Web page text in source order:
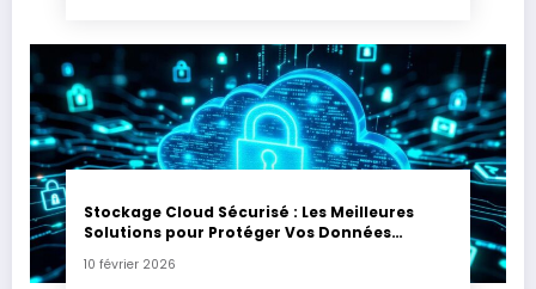
Stockage Cloud Sécurisé : Les Meilleures
Solutions pour Protéger Vos Données
10 février 2026